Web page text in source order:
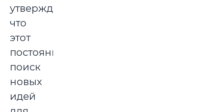
утверждает,
что
этот
постоянный
поиск
новых
идей